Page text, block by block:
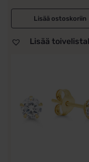
Lisää ostoskoriin
Lisää